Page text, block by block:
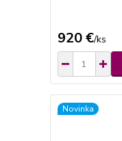
920 €/ks
Novinka